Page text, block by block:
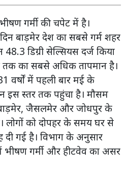
गर्मी की चपेट में है।
बाड़मेर देश का सबसे गर्म शहर
डिग्री सेल्सियस दर्ज किया
का सबसे अधिक तापमान है।
वर्षों में पहली बार मई के
इस स्तर तक पहुंचा है। मौसम
जैसलमेर और जोधपुर के
लोगों को दोपहर के समय घर से
दी गई है। विभाग के अनुसार
भीषण गर्मी और हीटवेव का असर